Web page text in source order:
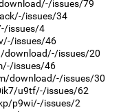
issues/79
issues/34
issues/4
issues/46
download/-/issues/20
issues/46
download/-/issues/30
u9tf/-/issues/62
p9wi/-/issues/2